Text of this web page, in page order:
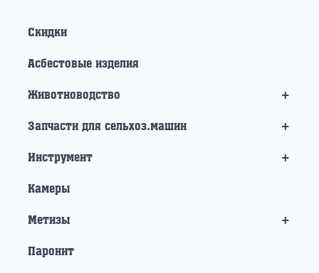
Скидки
Асбестовые изделия
+
Животноводство
+
Запчасти для сельхоз.машин
+
Инструмент
Камеры
+
Метизы
Паронит